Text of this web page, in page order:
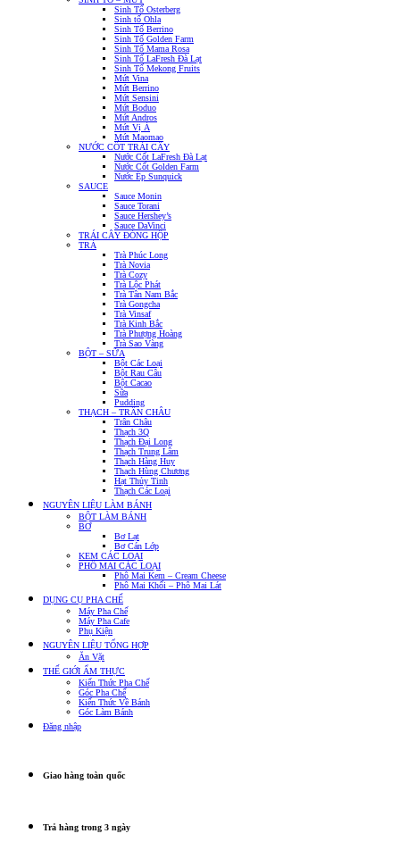
Sinh Tố Osterberg
Sinh tố Ohla
Sinh Tố Berrino
Sinh Tố Golden Farm
Sinh Tố Mama Rosa
Sinh Tố LaFresh Đà Lạt
Sinh Tố Mekong Fruits
Mứt Vina
Mứt Berrino
Mứt Sensini
Mứt Boduo
Mứt Andros
Mứt Vị Á
Mứt Maomao
NƯỚC CỐT TRÁI CÂY
Nước Cốt LaFresh Đà Lạt
Nước Cốt Golden Farm
Nước Ép Sunquick
SAUCE
Sauce Monin
Sauce Torani
Sauce Hershey’s
Sauce DaVinci
TRÁI CÂY ĐÓNG HỘP
TRÀ
Trà Phúc Long
Trà Novia
Trà Cozy
Trà Lộc Phát
Trà Tân Nam Bắc
Trà Gongcha
Trà Vinsaf
Trà Kinh Bắc
Trà Phượng Hoàng
Trà Sao Vàng
BỘT – SỮA
Bột Các Loại
Bột Rau Câu
Bột Cacao
Sữa
Pudding
THẠCH – TRÂN CHÂU
Trân Châu
Thạch 3Q
Thạch Đại Long
Thạch Trung Lâm
Thạch Hàng Huy
Thạch Hùng Chương
Hạt Thủy Tinh
Thạch Các Loại
NGUYÊN LIỆU LÀM BÁNH
BỘT LÀM BÁNH
BƠ
Bơ Lạt
Bơ Cán Lớp
KEM CÁC LOẠI
PHÔ MAI CÁC LOẠI
Phô Mai Kem – Cream Cheese
Phô Mai Khối – Phô Mai Lát
DỤNG CỤ PHA CHẾ
Máy Pha Chế
Máy Pha Cafe
Phụ Kiện
NGUYÊN LIỆU TỔNG HỢP
Ăn Vặt
THẾ GIỚI ẨM THỰC
Kiến Thức Pha Chế
Góc Pha Chế
Kiến Thức Về Bánh
Góc Làm Bánh
Đăng nhập
Giao hàng toàn quốc
Trả hàng trong 3 ngày